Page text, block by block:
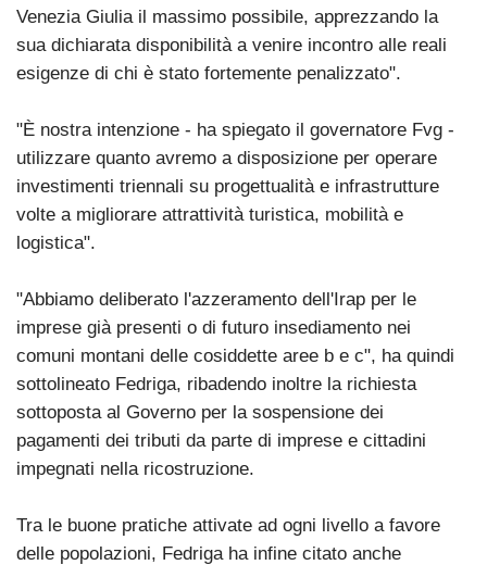
Venezia Giulia il massimo possibile, apprezzando la
sua dichiarata disponibilità a venire incontro alle reali
esigenze di chi è stato fortemente penalizzato".
"È nostra intenzione - ha spiegato il governatore Fvg -
utilizzare quanto avremo a disposizione per operare
investimenti triennali su progettualità e infrastrutture
volte a migliorare attrattività turistica, mobilità e
logistica".
"Abbiamo deliberato l'azzeramento dell'Irap per le
imprese già presenti o di futuro insediamento nei
comuni montani delle cosiddette aree b e c", ha quindi
sottolineato Fedriga, ribadendo inoltre la richiesta
sottoposta al Governo per la sospensione dei
pagamenti dei tributi da parte di imprese e cittadini
impegnati nella ricostruzione.
Tra le buone pratiche attivate ad ogni livello a favore
delle popolazioni, Fedriga ha infine citato anche